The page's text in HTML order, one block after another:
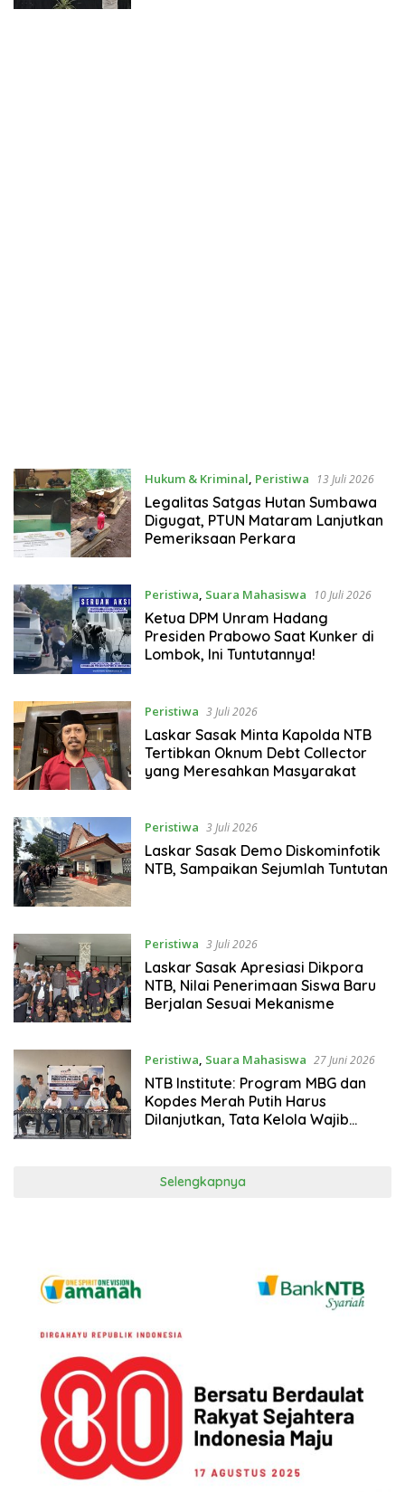
Hukum & Kriminal, Peristiwa 13 Juli 2026
Legalitas Satgas Hutan Sumbawa
Digugat, PTUN Mataram Lanjutkan
Pemeriksaan Perkara
Peristiwa, Suara Mahasiswa 10 Juli 2026
Ketua DPM Unram Hadang
Presiden Prabowo Saat Kunker di
Lombok, Ini Tuntutannya!
Peristiwa 3 Juli 2026
Laskar Sasak Minta Kapolda NTB
Tertibkan Oknum Debt Collector
yang Meresahkan Masyarakat
Peristiwa 3 Juli 2026
Laskar Sasak Demo Diskominfotik
NTB, Sampaikan Sejumlah Tuntutan
Peristiwa 3 Juli 2026
Laskar Sasak Apresiasi Dikpora
NTB, Nilai Penerimaan Siswa Baru
Berjalan Sesuai Mekanisme
Peristiwa, Suara Mahasiswa 27 Juni 2026
NTB Institute: Program MBG dan
Kopdes Merah Putih Harus
Dilanjutkan, Tata Kelola Wajib
Selengkapnya